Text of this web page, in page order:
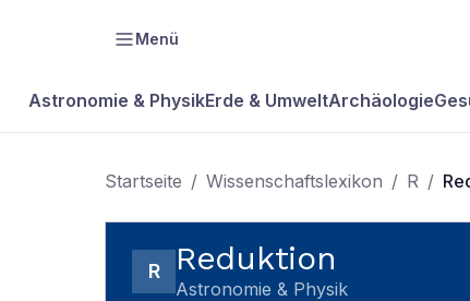
Menü
Astronomie & PhysikErde & UmweltArchäologie
Startseite / Wissenschaftslexikon / R /
R Reduktion
Astronomie & Physik